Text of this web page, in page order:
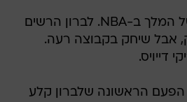
משחקו ה-17 של המלך ב-NBA. לברון הרשים
אבל שיחק בקבוצה רעה.
דייויס.
הפעם הראשונה שלברון קלע